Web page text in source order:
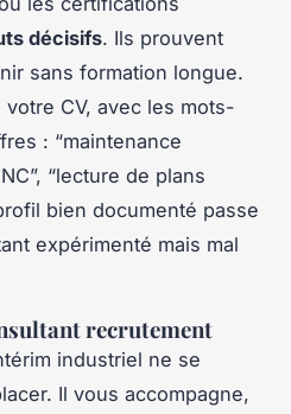
décisifs. Ils prouvent
sans formation longue.
CV, avec les mots-
: “maintenance
“lecture de plans
bien documenté passe
expérimenté mais mal
recrutement
industriel ne se
Il vous accompagne,